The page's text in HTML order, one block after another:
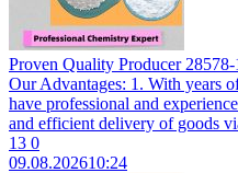
Proven Quality Producer
Our Advantages: 1. With years
have professional and
and efficient delivery of goods
13 0
09.08.202610:24